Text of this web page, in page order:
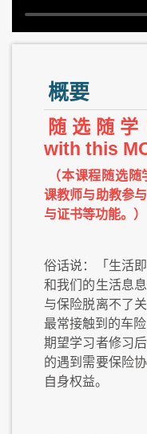
概要
随选随学
with this
（本课程随选
课教师与助教参
与证书等功能。）
俗话说：「生活
和我们的生活息
与保险脱离不了
最常接触到的车
期望学习者修习
的遇到需要保险
自身权益。